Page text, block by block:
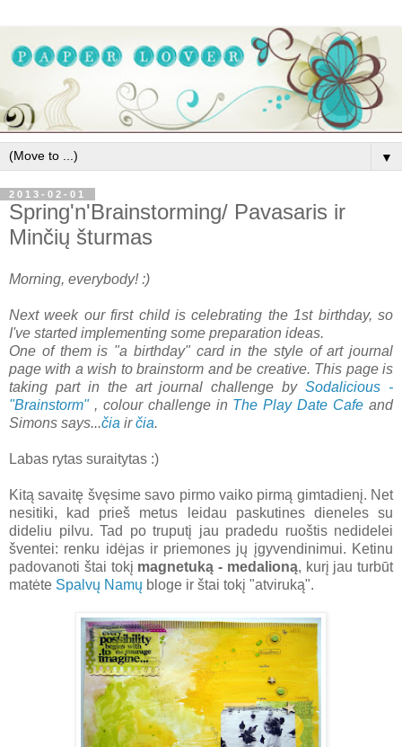
▼
2013-02-01
Spring'n'Brainstorming/ Pavasaris ir
Minčių šturmas
Morning, everybody! :)
Next week our first child is celebrating the 1st birthday, so
I've started implementing some preparation ideas.
One of them is "a birthday" card in the style of art journal
page with a wish to brainstorm and be creative. This page is
taking part in the art journal challenge bySodalicious -
"Brainstorm", colour challenge in The Play Date Cafe and
Simons says...čia irčia.
Labas rytas suraitytas :)
Kitą savaitę švęsime savo pirmo vaiko pirmą gimtadienį. Net
nesitiki, kad prieš metus leidau paskutines dieneles su
dideliu pilvu. Tad po truputį jau pradedu ruoštis nedidelei
šventei: renku idėjas ir priemones jų įgyvendinimui. Ketinu
padovanoti štai tokį magnetuką - medalioną, kurį jau turbūt
matėte Spalvų Namų bloge ir štai tokį "atviruką".